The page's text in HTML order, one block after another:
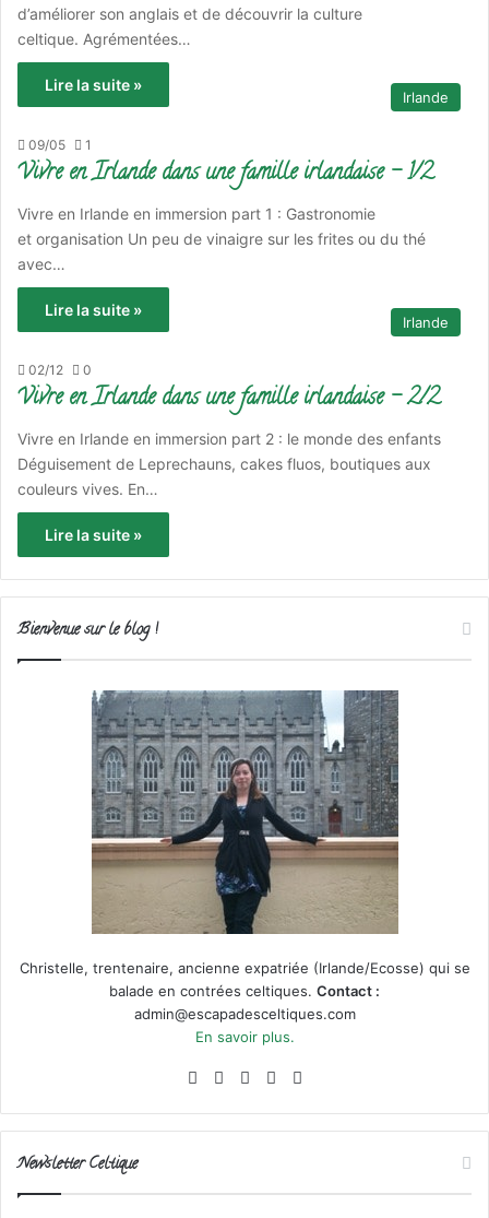
d’améliorer son anglais et de découvrir la culture
celtique. Agrémentées…
Lire la suite »
Irlande
09/05 1
Vivre en Irlande dans une famille irlandaise – 1/2
Vivre en Irlande en immersion part 1 : Gastronomie
et organisation Un peu de vinaigre sur les frites ou du thé
avec…
Lire la suite »
Irlande
02/12 0
Vivre en Irlande dans une famille irlandaise – 2/2
Vivre en Irlande en immersion part 2 : le monde des enfants
Déguisement de Leprechauns, cakes fluos, boutiques aux
couleurs vives. En…
Lire la suite »
Bienvenue sur le blog !
Christelle, trentenaire, ancienne expatriée (Irlande/Ecosse) qui se
balade en contrées celtiques. Contact :
admin@escapadesceltiques.com
En savoir plus.
Facebook
X PinterestInstagram
Newsletter Celtique